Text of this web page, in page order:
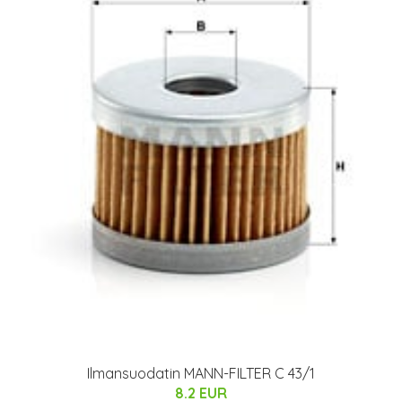
Ilmansuodatin MANN-FILTER C 43/1
8.2 EUR